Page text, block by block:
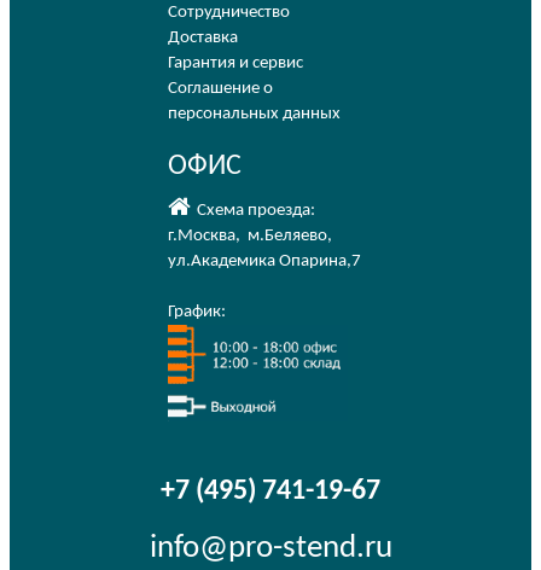
Сотрудничество
Доставка
Гарантия и сервис
Соглашение о
персональных данных
ОФИС
Схема проезда:
г.Москва, м.Беляево,
ул.Академика Опарина,7
График:
+7 (495) 741-19-67
info@pro-stend.ru